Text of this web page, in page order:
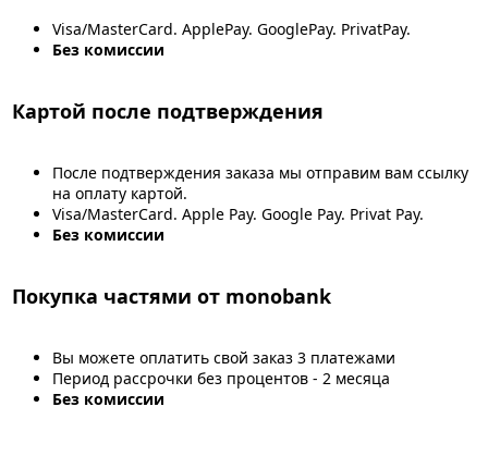
Visa/MasterCard. ApplePay. GooglePay. PrivatPay.
Без комиссии
Картой после подтверждения
После подтверждения заказа мы отправим вам ссылку
на оплату картой.
Visa/MasterCard. Apple Pay. Google Pay. Privat Pay.
Без комиссии
Покупка частями от monobank
Вы можете оплатить свой заказ 3 платежами
Период рассрочки без процентов - 2 месяца
Без комиссии